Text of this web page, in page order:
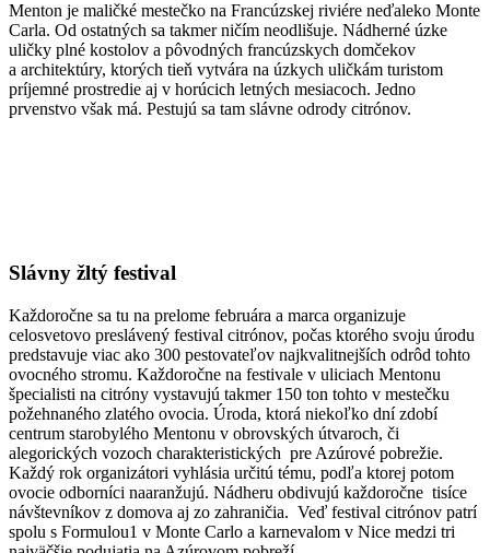
Menton je maličké mestečko na Francúzskej riviére neďaleko Monte
Carla. Od ostatných sa takmer ničím neodlišuje. Nádherné úzke
uličky plné kostolov a pôvodných francúzskych domčekov
a architektúry, ktorých tieň vytvára na úzkych uličkám turistom
príjemné prostredie aj v horúcich letných mesiacoch. Jedno
prvenstvo však má. Pestujú sa tam slávne odrody citrónov.
Slávny žltý festival
Každoročne sa tu na prelome februára a marca organizuje
celosvetovo preslávený festival citrónov, počas ktorého svoju úrodu
predstavuje viac ako 300 pestovateľov najkvalitnejších odrôd tohto
ovocného stromu. Každoročne na festivale v uliciach Mentonu
špecialisti na citróny vystavujú takmer 150 ton tohto v mestečku
požehnaného zlatého ovocia. Úroda, ktorá niekoľko dní zdobí
centrum starobylého Mentonu v obrovských útvaroch, či
alegorických vozoch charakteristických pre Azúrové pobrežie.
Každý rok organizátori vyhlásia určitú tému, podľa ktorej potom
ovocie odborníci naaranžujú. Nádheru obdivujú každoročne tisíce
návštevníkov z domova aj zo zahraničia. Veď festival citrónov patrí
spolu s Formulou1 v Monte Carlo a karnevalom v Nice medzi tri